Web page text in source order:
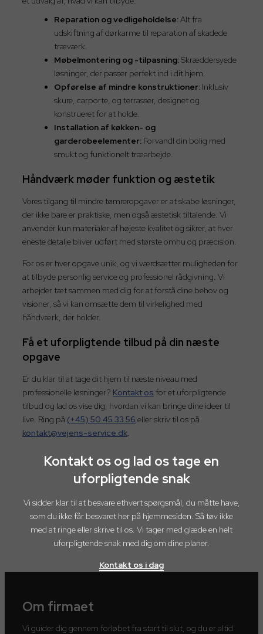
Reparation og vedligeholdelse:Alt fra
udskiftning af dørkarme til reparation af skadede
træværk.
Møbelmontering og -tilpasning:Skræddersyede
løsninger, der passer perfekt ind i dit hjem.
Opførelse af mindre konstruktioner: Inklusiv
skure, carporte, og terrasser, designet og
konstrueret for at holde.
Installation af køkken- og
garderobeelementer: Forvandl din bolig med
smukt og funktionelt træarbejde.
Håndværk møder funktion og æstetik
Vores tilgang til mindre tømreropgaver er at skabe løsninger,
der ikke bare er praktiske, men også æstetisk tiltalende. Vi
anvender kun materialer af højeste kvalitet og sikrer, at hver
eneste detalje bliver udført med største omhu og præcision.
For os er hver opgave unik, og vi værdsætter muligheden for
at tilbyde personlig service og professionel rådgivning. Vi
arbejder tæt sammen med dig for at forstå dine behov og
visioner, så vi kan omsætte dem til virkelighed med
håndværk, der holder.
Få et uforpligtende tilbud på din næste
opgave
Er du klar til at tage dit hjem til næste niveau med
professionelle løsninger? Kontakt os for et uforpligtende
tilbud og lad os vise dig, hvordan vi kan bringe dine ideer til
live. Ring på (+45) 50 45 33 56 eller skriv til os på
kontakt@vejens-service.dk.
Kontakt os og lad os tage en
uforpligtende snak
Vi sidder klar til at besvare ethvert spørgsmål, du måtte have,
som du ikke får besvaret her på hjemmesiden. Så tøv ikke
med at ringe eller skrive til os. Vi tager med glæde en helt
uforpligtende snak med dig om dine planer.
Kontakt os i dag
Om firmaet
Vi guider dig gennem forløbet fra start til slut, og du er altid